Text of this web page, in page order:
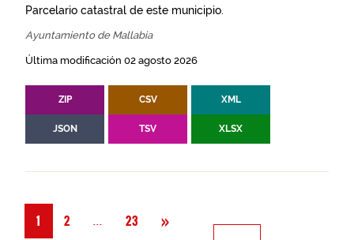
Parcelario catastral de este municipio.
Ayuntamiento de Mallabia
Última modificación 02 agosto 2026
ZIP CSV XML
JSON TSV XLSX
1 2 Página
... 23 » Siguiente